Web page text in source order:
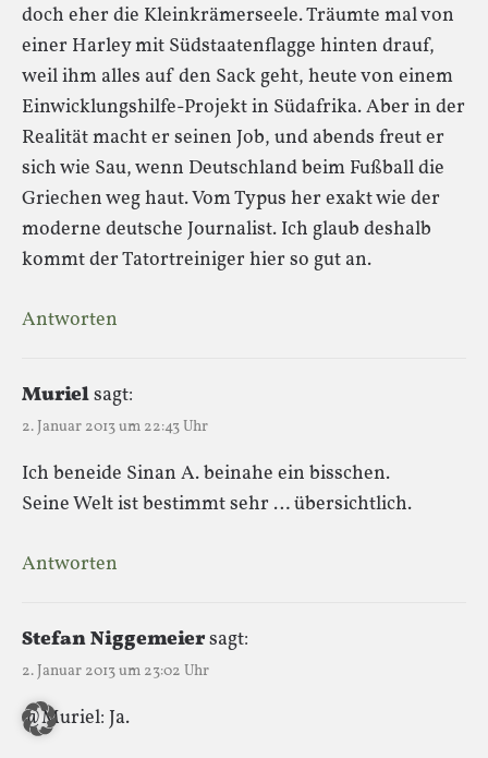
doch eher die Kleinkrämerseele. Träumte mal von
einer Harley mit Südstaatenflagge hinten drauf,
weil ihm alles auf den Sack geht, heute von einem
Einwicklungshilfe-Projekt in Südafrika. Aber in der
Realität macht er seinen Job, und abends freut er
sich wie Sau, wenn Deutschland beim Fußball die
Griechen weg haut. Vom Typus her exakt wie der
moderne deutsche Journalist. Ich glaub deshalb
kommt der Tatortreiniger hier so gut an.
Antworten
Murielsagt:
2. Januar 2013 um 22:43 Uhr
Ich beneide Sinan A. beinahe ein bisschen.
Seine Welt ist bestimmt sehr … übersichtlich.
Antworten
Stefan Niggemeiersagt:
2. Januar 2013 um 23:02 Uhr
@Muriel: Ja.